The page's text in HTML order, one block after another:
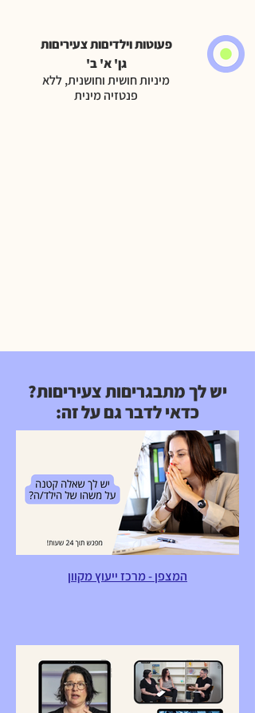
פעוטות וילדיםות צעיריםות
גן' א' ב'
מיניות חושית וחושנית, ללא
פנטזיה מינית
יש לך מתבגריםות צעיריםות?
כדאי לדבר גם על זה:
המצפן - מרכז ייעוץ מקוון